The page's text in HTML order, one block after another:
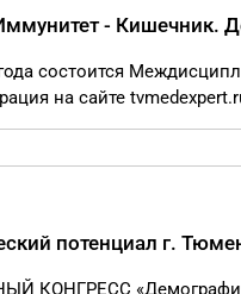
- Кишечник.
состоится
на сайте
потенциал г.
КОНГРЕСС